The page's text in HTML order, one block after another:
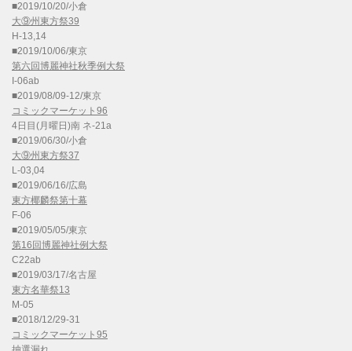
■2019/10/20/小倉
大⑨州東方祭39
H-13,14
■2019/10/06/東京
第六回博麗神社秋季例大祭
I-06ab
■2019/08/09-12/東京
コミックマーケット96
4日目(月曜日)南 ネ-21a
■2019/06/30/小倉
大⑨州東方祭37
L-03,04
■2019/06/16/広島
東方椰麟祭第十幕
F-06
■2019/05/05/東京
第16回博麗神社例大祭
C22ab
■2019/03/17/名古屋
東方名華祭13
M-05
■2018/12/29-31
コミックマーケット95